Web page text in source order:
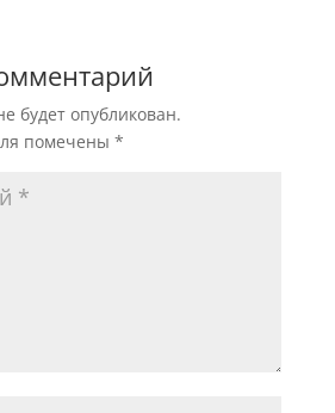
будет опубликован.
помечены *